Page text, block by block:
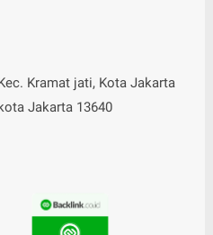
Kramat jati, Kota Jakarta
Jakarta 13640